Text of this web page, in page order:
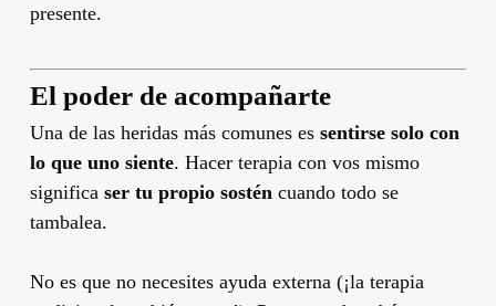
presente.
El poder de acompañarte
Una de las heridas más comunes es sentirse solo con
lo que uno siente. Hacer terapia con vos mismo
significa ser tu propio sostén cuando todo se
tambalea.
No es que no necesites ayuda externa (¡la terapia